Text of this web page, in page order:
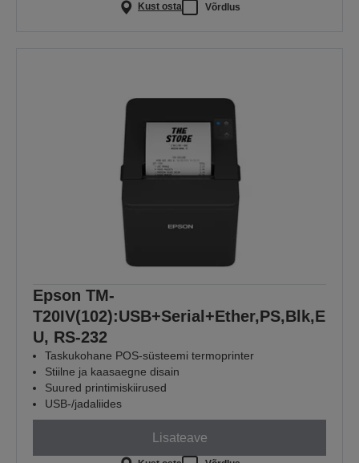
Kust osta Võrdlus
Epson TM-
T20IV(102):USB+Serial+Ether,PS,Blk,E
U, RS-232
Taskukohane POS-süsteemi termoprinter
Stiilne ja kaasaegne disain
Suured printimiskiirused
USB-/jadaliides
Lisateave